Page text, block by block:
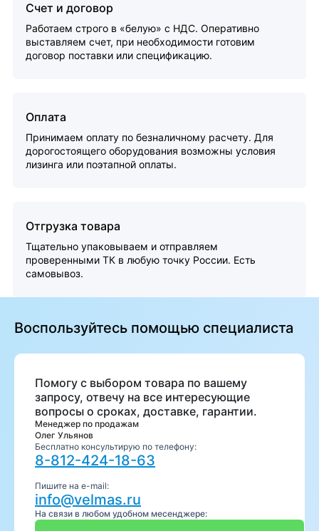
Счет и договор
Работаем строго в «белую» с НДС. Оперативно
выставляем счет, при необходимости готовим
договор поставки или спецификацию.
Оплата
Принимаем оплату по безналичному расчету. Для
дорогостоящего оборудования возможны условия
лизинга или поэтапной оплаты.
Отгрузка товара
Тщательно упаковываем и отправляем
проверенными ТК в любую точку России. Есть
самовывоз.
Воспользуйтесь помощью специалиста
Помогу с выбором товара по вашему
запросу, отвечу на все интересующие
вопросы о сроках, доставке, гарантии.
Менеджер по продажам
Олег Ульянов
Бесплатно консультирую по телефону:
8-812-424-18-63
Пишите на e-mail:
info@velmas.ru
На связи в любом удобном месенджере: